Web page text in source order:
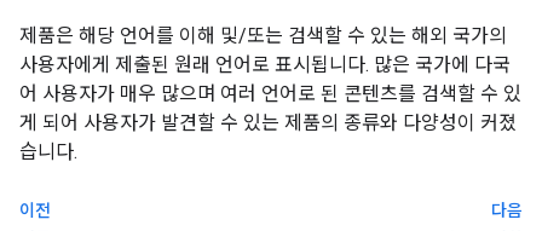
제품은 해당 언어를 이해 및/또는 검색할 수 있는 해외 국가의
사용자에게 제출된 원래 언어로 표시됩니다. 많은 국가에 다국
어 사용자가 매우 많으며 여러 언어로 된 콘텐츠를 검색할 수 있
게 되어 사용자가 발견할 수 있는 제품의 종류와 다양성이 커졌
습니다.
이전
다음